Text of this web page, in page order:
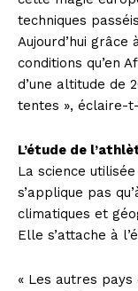
techniques
Aujourd’hui
conditions qu’en
d’une altitude de
tentes », éclaire-
L’étude de
La science
s’applique pas
climatiques et
Elle s’attache à
« Les autres